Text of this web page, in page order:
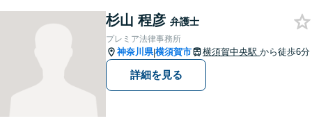
案。まずはお気軽にご相談く
ださい。
杉山 程彦 弁護士
プレミア法律事務所
神奈川県|横須賀市 横須賀中央駅 から徒歩6分
詳細を見る